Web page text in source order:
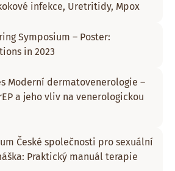
infekce, Uretritidy, Mpox
Symposium – Poster:
in 2023
Moderní dermatovenerologie –
a jeho vliv na venerologickou
České společnosti pro sexuální
Praktický manuál terapie